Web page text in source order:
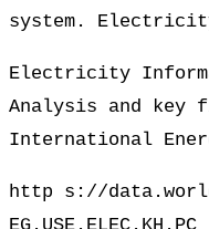
system.
Electricity
Analysis and key
International
http s://